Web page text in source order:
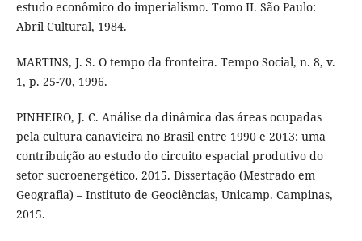
estudo econômico do imperialismo. Tomo II. São Paulo:
Abril Cultural, 1984.
MARTINS, J. S. O tempo da fronteira. Tempo Social, n. 8, v.
1, p. 25-70, 1996.
PINHEIRO, J. C. Análise da dinâmica das áreas ocupadas
pela cultura canavieira no Brasil entre 1990 e 2013: uma
contribuição ao estudo do circuito espacial produtivo do
setor sucroenergético. 2015. Dissertação (Mestrado em
Geografia) – Instituto de Geociências, Unicamp. Campinas,
2015.